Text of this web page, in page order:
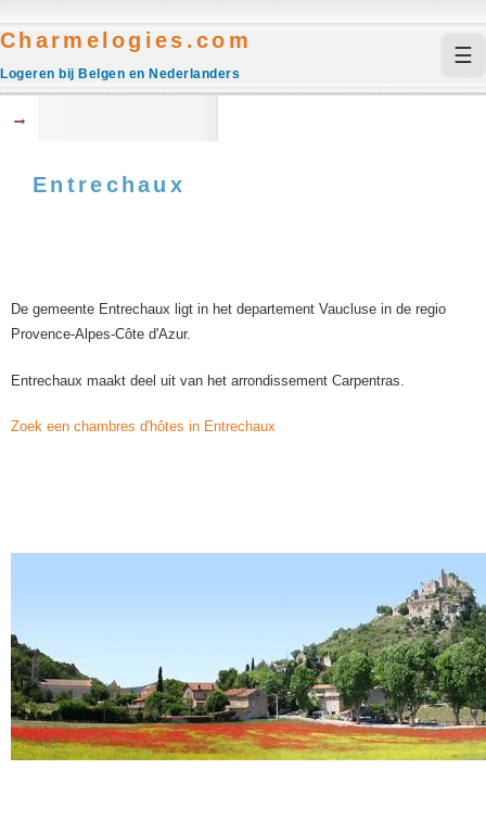
Charmelogies.com
Logeren bij Belgen en Nederlanders
☰
→
Entrechaux
De gemeente Entrechaux ligt in het departement Vaucluse in de regio
Provence-Alpes-Côte d'Azur.
Entrechaux maakt deel uit van het arrondissement Carpentras.
Zoek een chambres d'hôtes in Entrechaux